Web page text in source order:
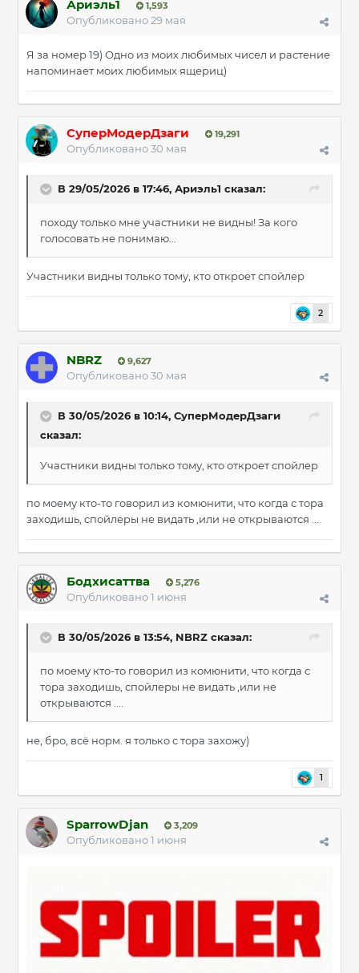
Ариэль1 1,593
Опубликовано29 мая
Я за номер 19) Одно из моих любимых чисел и растение
напоминает моих любимых ящериц)
СуперМодерДзаги 19,291
Опубликовано30 мая
В 29/05/2026 в 17:46, Ариэль1 сказал:
походу только мне участники не видны! За кого
голосовать не понимаю...
Участники видны только тому, кто откроет спойлер
2
NBRZ 9,627
Опубликовано30 мая
В 30/05/2026 в 10:14, СуперМодерДзаги
сказал:
Участники видны только тому, кто откроет спойлер
по моему кто-то говорил из комюнити, что когда с тора
заходишь, спойлеры не видать ,или не открываются ....
Бодхисаттва 5,276
Опубликовано1 июня
В 30/05/2026 в 13:54, NBRZ сказал:
по моему кто-то говорил из комюнити, что когда с
тора заходишь, спойлеры не видать ,или не
открываются ....
не, бро, всё норм. я только с тора захожу)
1
SparrowDjan 3,209
Опубликовано1 июня